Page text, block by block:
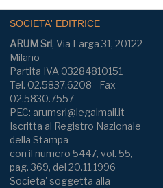
SOCIETA' EDITRICE
ARUM Srl, Via Larga 31, 20122
Milano
Partita IVA 03284810151
Tel. 02.5837.6208 - Fax
02.5830.7557
PEC: arumsrl@legalmail.it
Iscritta al Registro Nazionale
della Stampa
con il numero 5447, vol. 55,
pag. 369, del 20.11.1996
Societa' soggetta alla